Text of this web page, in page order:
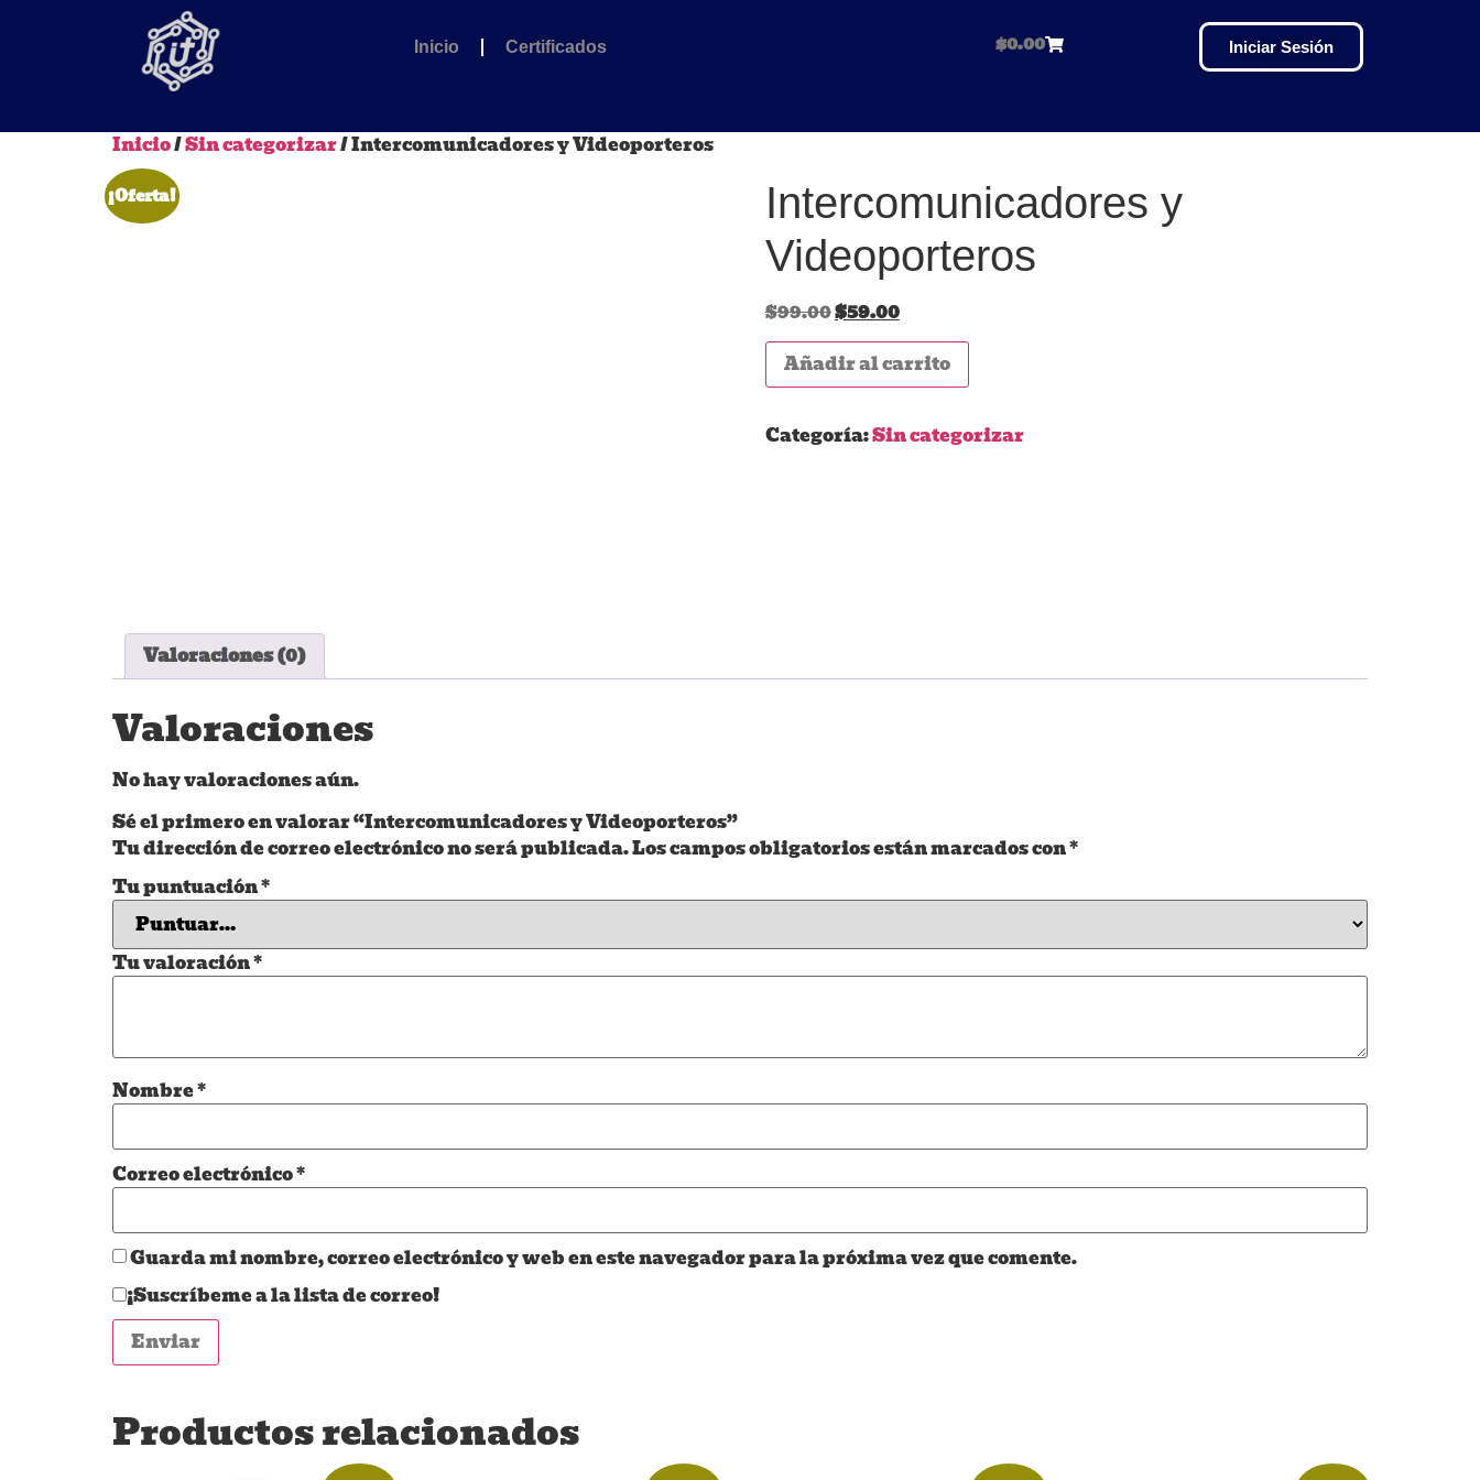
Inicio Certificados $0.00 Iniciar Sesión
Inicio/Sin categorizar/ Intercomunicadores y Videoporteros
¡Oferta!
Intercomunicadores y
Videoporteros
$99.00$59.00
Añadir al carrito
Categoría:Sin categorizar
Valoraciones (0)
Valoraciones
No hay valoraciones aún.
Sé el primero en valorar “Intercomunicadores y Videoporteros”
Tu dirección de correo electrónico no será publicada.Los campos obligatorios están marcados con*
Tu puntuación*
Tu valoración*
Nombre*
Correo electrónico*
Guarda mi nombre, correo electrónico y web en este navegador para la próxima vez que comente.
¡Suscríbeme a la lista de correo!
Productos relacionados